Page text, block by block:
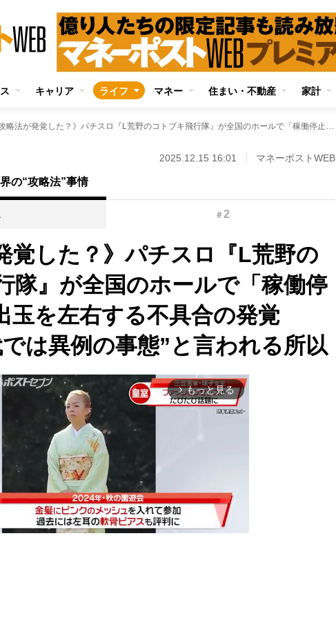
キャリア ライフ マネー 住まい・不動産 家計
《攻略法が発覚した？》パチスロ『L荒野のコトブキ飛行隊』が全国のホールで「稼働停止」騒動 出玉を左右する不具合の発覚が“今の時代では異例の事態”と言われる所以
2025.12.15 16:01 マネーポストWEB
の“攻略法”事情
＃2
覚した？》パチスロ『L荒野の
隊』が全国のホールで「稼働停
を左右する不具合の発覚
は異例の事態”と言われる所以
arrow_forward_ios もっと見る